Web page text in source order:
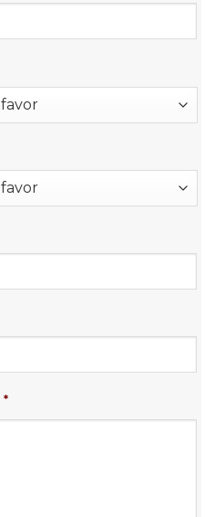
*